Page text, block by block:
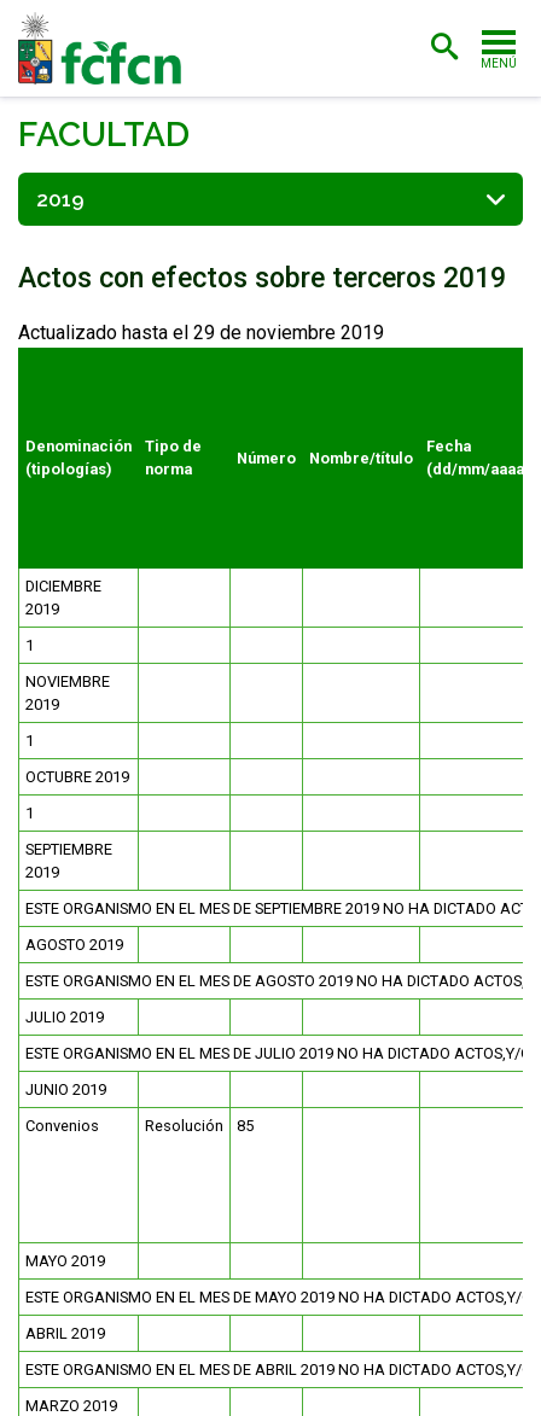
MENÚ
ADMISIÓN
CARRERAS
POSTGRADO
INVESTIGACIÓN
FUNCIONARIAS/OS
FACULTAD
2019
Actos con efectos sobre terceros 2019
Actualizado hasta el 29 de noviembre 2019
Denominación
(tipologías)
Tipo de
norma
Número Nombre/título
Fecha
(dd/mm/aaaa)
DICIEMBRE
2019
1
NOVIEMBRE
2019
1
OCTUBRE 2019
1
SEPTIEMBRE
2019
ESTE ORGANISMO EN EL MES DE SEPTIEMBRE 2019 NO HA DICTADO
AGOSTO 2019
ESTE ORGANISMO EN EL MES DE AGOSTO 2019 NO HA DICTADO
JULIO 2019
ESTE ORGANISMO EN EL MES DE JULIO 2019 NO HA DICTADO ACTOS,Y/O
JUNIO 2019
Convenios
Resolución 85
MAYO 2019
ESTE ORGANISMO EN EL MES DE MAYO 2019 NO HA DICTADO ACTOS,Y/O
ABRIL 2019
ESTE ORGANISMO EN EL MES DE ABRIL 2019 NO HA DICTADO ACTOS,Y/O
MARZO 2019